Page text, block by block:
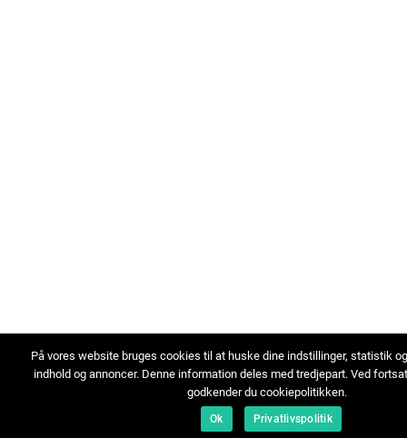
På vores website bruges cookies til at huske dine indstillinger, statistik
indhold og annoncer. Denne information deles med tredjepart. Ved
godkender du cookiepolitikken.
Ok Privatlivspolitik